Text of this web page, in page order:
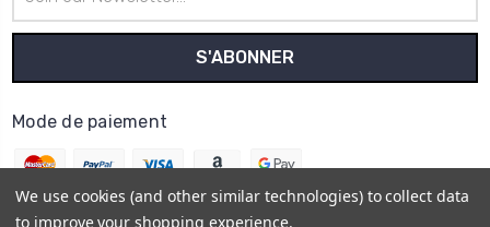
e-
mail
Mode de paiement
We use cookies (and other similar technologies) to collect data
to improve your shopping experience.